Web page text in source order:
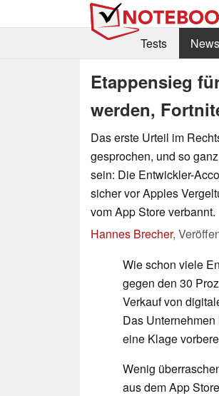
Tests
News
Etappensieg
werden,
Das erste Urteil im
gesprochen, und so
sein: Die Entwickler-
sicher vor Apples
vom App Store verbannt.
Hannes Brecher,
Wie schon viele
gegen den 30
Verkauf von
Das
eine Klage
Wenig
aus dem App